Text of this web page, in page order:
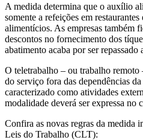
A medida determina que o auxílio
somente a refeições em
alimentícios. As empresas também
descontos no fornecimento dos
abatimento acaba por ser repassado
O teletrabalho – ou trabalho
do serviço fora das dependências
caracterizado como atividades
modalidade deverá ser expressa
Confira as novas regras da medida
Leis do Trabalho (CLT):